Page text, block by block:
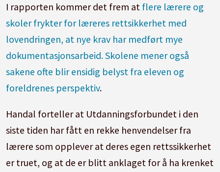
I rapporten kommer det frem at flere lærere og
skoler frykter for læreres rettsikkerhet med
lovendringen, at nye krav har medført mye
dokumentasjonsarbeid. Skolene mener også
sakene ofte blir ensidig belyst fra eleven og
foreldrenes perspektiv.
Handal forteller at Utdanningsforbundet i den
siste tiden har fått en rekke henvendelser fra
lærere som opplever at deres egen rettssikkerhet
er truet, og at de er blitt anklaget for å ha krenket